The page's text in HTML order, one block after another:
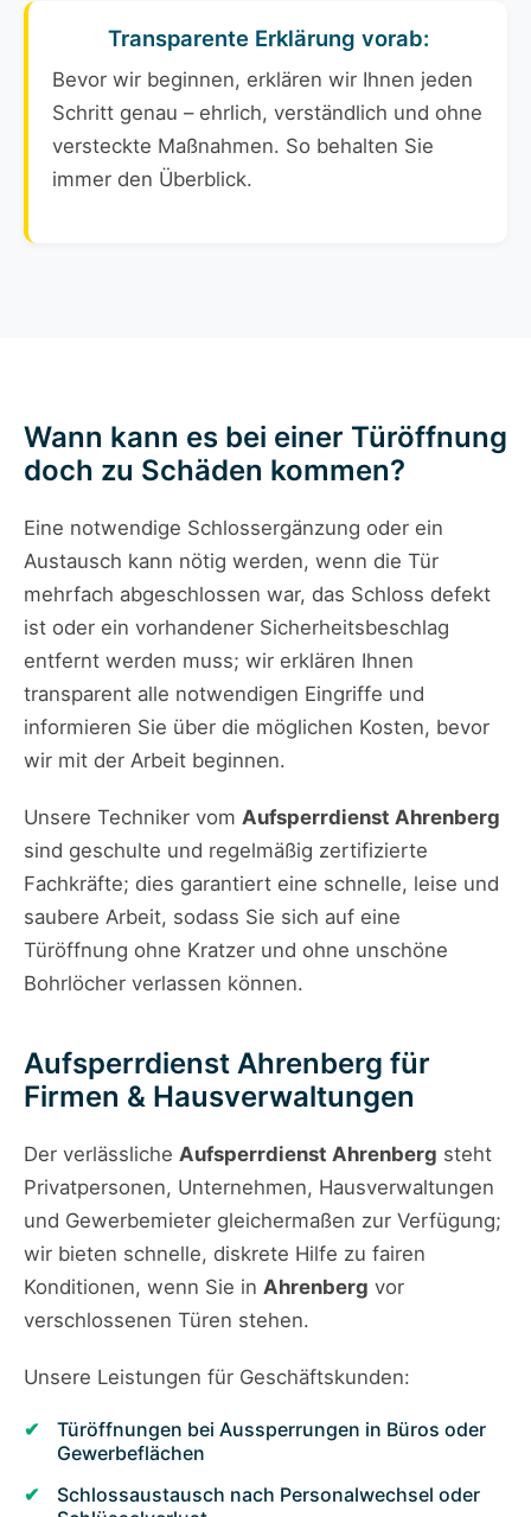
Transparente Erklärung vorab:
Bevor wir beginnen, erklären wir Ihnen jeden
Schritt genau – ehrlich, verständlich und ohne
versteckte Maßnahmen. So behalten Sie
immer den Überblick.
Wann kann es bei einer Türöffnung
doch zu Schäden kommen?
Eine notwendige Schlossergänzung oder ein
Austausch kann nötig werden, wenn die Tür
mehrfach abgeschlossen war, das Schloss defekt
ist oder ein vorhandener Sicherheitsbeschlag
entfernt werden muss; wir erklären Ihnen
transparent alle notwendigen Eingriffe und
informieren Sie über die möglichen Kosten, bevor
wir mit der Arbeit beginnen.
Unsere Techniker vom Aufsperrdienst Ahrenberg
sind geschulte und regelmäßig zertifizierte
Fachkräfte; dies garantiert eine schnelle, leise und
saubere Arbeit, sodass Sie sich auf eine
Türöffnung ohne Kratzer und ohne unschöne
Bohrlöcher verlassen können.
Aufsperrdienst Ahrenberg für
Firmen & Hausverwaltungen
Der verlässliche Aufsperrdienst Ahrenberg steht
Privatpersonen, Unternehmen, Hausverwaltungen
und Gewerbemieter gleichermaßen zur Verfügung;
wir bieten schnelle, diskrete Hilfe zu fairen
Konditionen, wenn Sie in Ahrenberg vor
verschlossenen Türen stehen.
Unsere Leistungen für Geschäftskunden:
Türöffnungen bei Aussperrungen in Büros oder
Gewerbeflächen
Schlossaustausch nach Personalwechsel oder